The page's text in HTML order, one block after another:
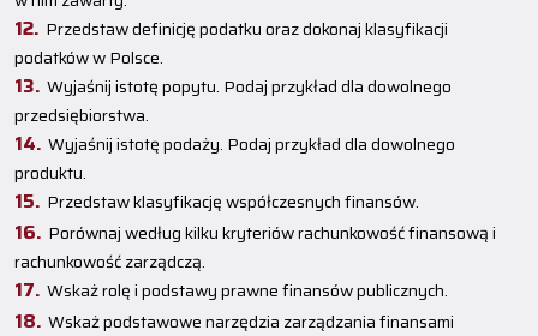
Przedstaw definicję podatku oraz dokonaj klasyfikacji
podatków w Polsce.
Wyjaśnij istotę popytu. Podaj przykład dla dowolnego
przedsiębiorstwa.
Wyjaśnij istotę podaży. Podaj przykład dla dowolnego
produktu.
Przedstaw klasyfikację współczesnych finansów.
Porównaj według kilku kryteriów rachunkowość finansową i
rachunkowość zarządczą.
Wskaż rolę i podstawy prawne finansów publicznych.
Wskaż podstawowe narzędzia zarządzania finansami